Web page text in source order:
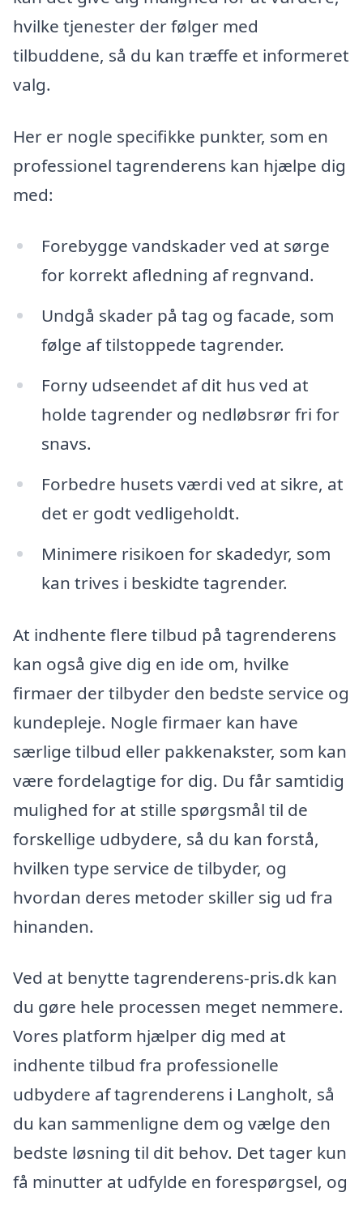
hvilke tjenester der følger med
tilbuddene, så du kan træffe et informeret
valg.
Her er nogle specifikke punkter, som en
professionel tagrenderens kan hjælpe dig
med:
Forebygge vandskader ved at sørge
for korrekt afledning af regnvand.
Undgå skader på tag og facade, som
følge af tilstoppede tagrender.
Forny udseendet af dit hus ved at
holde tagrender og nedløbsrør fri for
snavs.
Forbedre husets værdi ved at sikre, at
det er godt vedligeholdt.
Minimere risikoen for skadedyr, som
kan trives i beskidte tagrender.
At indhente flere tilbud på tagrenderens
kan også give dig en ide om, hvilke
firmaer der tilbyder den bedste service og
kundepleje. Nogle firmaer kan have
særlige tilbud eller pakkenakster, som kan
være fordelagtige for dig. Du får samtidig
mulighed for at stille spørgsmål til de
forskellige udbydere, så du kan forstå,
hvilken type service de tilbyder, og
hvordan deres metoder skiller sig ud fra
hinanden.
Ved at benytte tagrenderens-pris.dk kan
du gøre hele processen meget nemmere.
Vores platform hjælper dig med at
indhente tilbud fra professionelle
udbydere af tagrenderens i Langholt, så
du kan sammenligne dem og vælge den
bedste løsning til dit behov. Det tager kun
få minutter at udfylde en forespørgsel, og